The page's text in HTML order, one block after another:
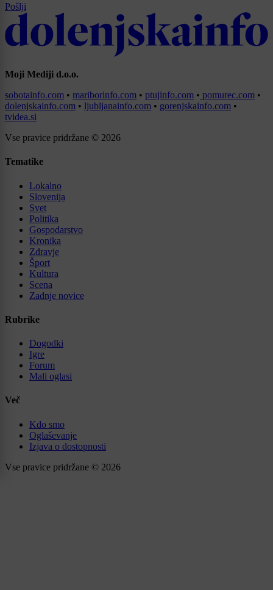
Pošlji
Moji Mediji d.o.o.
sobotainfo.com • mariborinfo.com • ptujinfo.com • pomurec.com •
dolenjskainfo.com • ljubljanainfo.com • gorenjskainfo.com •
tvidea.si
Vse pravice pridržane © 2026
Tematike
Lokalno
Slovenija
Svet
Politika
Gospodarstvo
Kronika
Zdravje
Šport
Kultura
Scena
Zadnje novice
Rubrike
Dogodki
Igre
Forum
Mali oglasi
Več
Kdo smo
Oglaševanje
Izjava o dostopnosti
Vse pravice pridržane © 2026